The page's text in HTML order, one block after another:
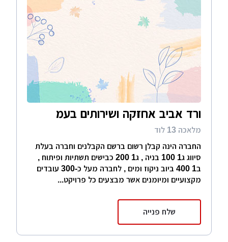
ורד אביב אחזקה ושירותים בעמ
מלאכה 13 לוד
החברה הינה קבלן רשום ברשם הקבלנים וחברה בעלת
סיווג ג1 100 בניה , ג1 200 כבישים תשתיות ופיתוח ,
ב1 400 ביוב ניקוז ומים , לחברה מעל כ-300 עובדים
מקצועיים ומיומנים אשר מבצעים כל פרויקט...
שלח פנייה